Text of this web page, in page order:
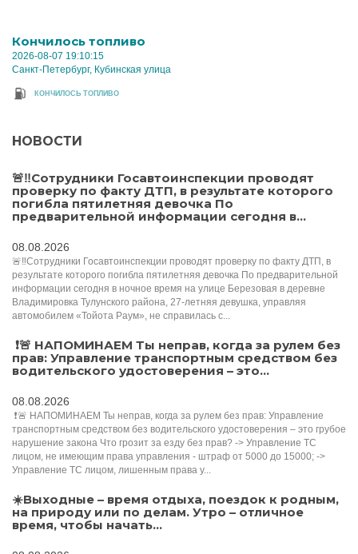
Кончилось топливо
2026-08-07 19:10:15
Санкт-Петербург, Кубинская улица
КОНЧИЛОСЬ ТОПЛИВО
НОВОСТИ
🚨‼️Сотрудники Госавтоинспекции проводят
проверку по факту ДТП, в результате которого
погибла пятилетняя девочка По
предварительной информации сегодня в...
08.08.2026
🚨‼️Сотрудники Госавтоинспекции проводят проверку по факту ДТП, в
результате которого погибла пятилетняя девочка По предварительной
информации сегодня в ночное время на улице Березовая в деревне
Владимировка Тулунского района, 27-летняя девушка, управляя
автомобилем «Тойота Раум», не справилась с...
️ ❗️🚨 НАПОМИНАЕМ Ты неправ, когда за рулем без
прав: Управление транспортным средством без
водительского удостоверения – это...
08.08.2026
️ ❗️🚨 НАПОМИНАЕМ Ты неправ, когда за рулем без прав: Управление
транспортным средством без водительского удостоверения – это грубое
нарушение закона Что грозит за езду без прав? -> Управление ТС
лицом, не имеющим права управления - штраф от 5000 до 15000; ->
Управление ТС лицом, лишенным права у...
☀️Выходные – время отдыха, поездок к родным,
на природу или по делам. Утро – отличное
время, чтобы начать...